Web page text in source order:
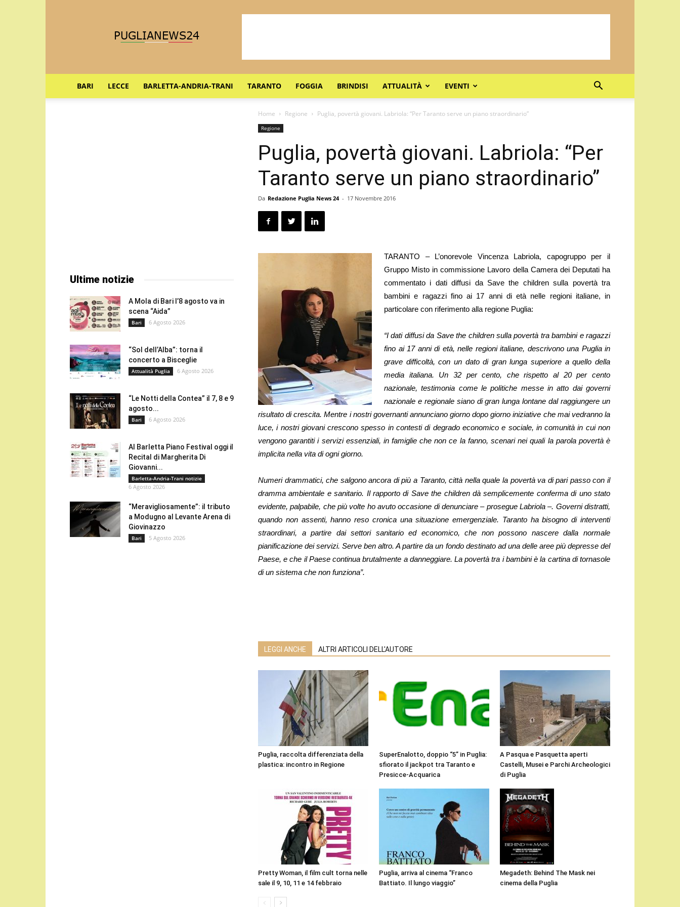
BARI LECCE BARLETTA-ANDRIA-TRANI TARANTO FOGGIA BRINDISI ATTUALITÀ EVENTI
Home Regione Puglia, povertà giovani. Labriola: “Per Taranto serve un piano straordinario”
Regione
Puglia, povertà giovani. Labriola: “Per
Taranto serve un piano straordinario”
Da Redazione Puglia News 24 - 17 Novembre 2016
TARANTO – L’onorevole Vincenza Labriola, capogruppo per il
Gruppo Misto in commissione Lavoro della Camera dei Deputati ha
commentato i dati diffusi da Save the children sulla povertà tra
bambini e ragazzi fino ai 17 anni di età nelle regioni italiane, in
particolare con riferimento alla regione Puglia:
“I dati diffusi da Save the children sulla povertà tra bambini e ragazzi
fino ai 17 anni di età, nelle regioni italiane, descrivono una Puglia in
grave difficoltà, con un dato di gran lunga superiore a quello della
media italiana. Un 32 per cento, che rispetto al 20 per cento
nazionale, testimonia come le politiche messe in atto dai governi
nazionale e regionale siano di gran lunga lontane dal raggiungere un
risultato di crescita. Mentre i nostri governanti annunciano giorno dopo giorno iniziative che mai vedranno la
luce, i nostri giovani crescono spesso in contesti di degrado economico e sociale, in comunità in cui non
vengono garantiti i servizi essenziali, in famiglie che non ce la fanno, scenari nei quali la parola povertà è
implicita nella vita di ogni giorno.
Numeri drammatici, che salgono ancora di più a Taranto, città nella quale la povertà va di pari passo con il
dramma ambientale e sanitario. Il rapporto di Save the children dà semplicemente conferma di uno stato
evidente, palpabile, che più volte ho avuto occasione di denunciare – prosegue Labriola –. Governi distratti,
quando non assenti, hanno reso cronica una situazione emergenziale. Taranto ha bisogno di interventi
straordinari, a partire dai settori sanitario ed economico, che non possono nascere dalla normale
pianificazione dei servizi. Serve ben altro. A partire da un fondo destinato ad una delle aree più depresse del
Paese, e che il Paese continua brutalmente a danneggiare. La povertà tra i bambini è la cartina di tornasole
di un sistema che non funziona”.
LEGGI ANCHE ALTRI ARTICOLI DELL'AUTORE
Puglia, raccolta differenziata della
plastica: incontro in Regione
SuperEnalotto, doppio “5” in Puglia:
sfiorato il jackpot tra Taranto e
Presicce-Acquarica
A Pasqua e Pasquetta aperti
Castelli, Musei e Parchi Archeologici
di Puglia
Pretty Woman, il film cult torna nelle
sale il 9, 10, 11 e 14 febbraio
Puglia, arriva al cinema “Franco
Battiato. Il lungo viaggio”
Megadeth: Behind The Mask nei
cinema della Puglia
Ultime notizie
A Mola di Bari l’8 agosto va in
scena “Aida”
Bari 6 Agosto 2026
“Sol dell’Alba”: torna il
concerto a Bisceglie
Attualità Puglia 6 Agosto 2026
“Le Notti della Contea” il 7, 8 e 9
agosto...
Bari 6 Agosto 2026
Al Barletta Piano Festival oggi il
Recital di Margherita Di
Giovanni...
Barletta-Andria-Trani notizie
6 Agosto 2026
“Meravigliosamente”: il tributo
a Modugno al Levante Arena di
Giovinazzo
Bari 5 Agosto 2026